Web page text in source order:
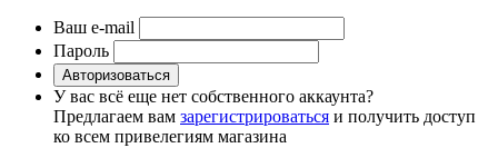
Ваш e-mail
Пароль
Авторизоваться
У вас всё еще нет собственного аккаунта?
Предлагаем вам зарегистрироваться и получить доступ
ко всем привелегиям магазина